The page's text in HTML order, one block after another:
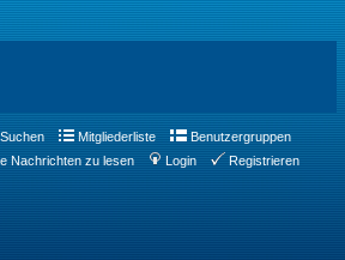
Suchen Mitgliederliste
Benutzergruppen
Nachrichten zu lesen Login Registrieren